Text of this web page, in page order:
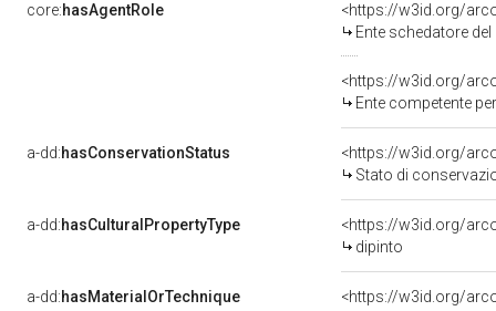
core:hasAgentRole
<https://w3id.org/
Ente schedatore del bene
<https://w3id.org/
Ente competente per tutela
a-dd:hasConservationStatus
<https://w3id.org/
Stato di
a-dd:hasCulturalPropertyType
<https://w3id.org/
dipinto
a-dd:hasMaterialOrTechnique
<https://w3id.org/